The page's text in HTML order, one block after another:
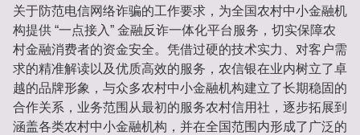
关于防范电信网络诈骗的工作要求，为全国农村中小金融机
构提供 “一点接入” 金融反诈一体化平台服务，切实保障农
村金融消费者的资金安全。凭借过硬的技术实力、对客户需
求的精准解读以及优质高效的服务，农信银在业内树立了卓
越的品牌形象，与众多农村中小金融机构建立了长期稳固的
合作关系，业务范围从最初的服务农村信用社，逐步拓展到
涵盖各类农村中小金融机构，并在全国范围内形成了广泛的